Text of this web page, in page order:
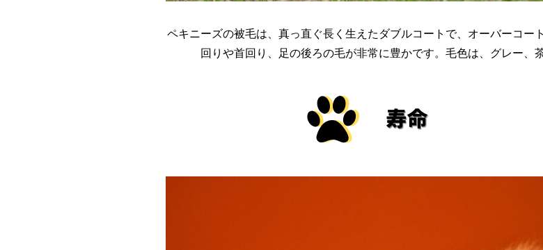
ペキニーズの被毛は、真っ直ぐ長く生えたダブルコートで、オーバーコー
回りや首回り、足の後ろの毛が非常に豊かです。毛色は、グレー、